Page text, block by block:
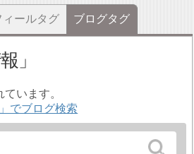
ィールタグ ブログタグ
います。
でブログ検索